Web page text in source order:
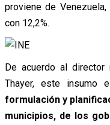
proviene de
con 12,2%.
De acuerdo al director
Thayer, este insumo
formulación y
municipios, de los